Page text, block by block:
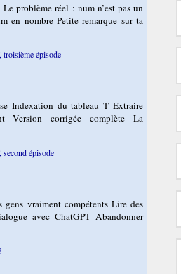
problème réel : num n’est pas un
en nombre Petite remarque sur ta
troisième épisode
Indexation du tableau T Extraire
Version corrigée complète La
épisode
gens vraiment compétents Lire des
avec ChatGPT Abandonner